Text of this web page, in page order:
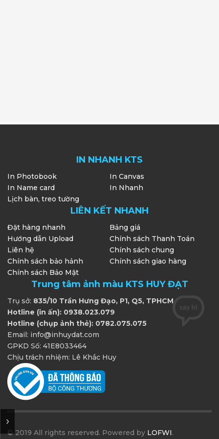
IN NHANH KTS
In Photobook
In Canvas
In Name card
In Nhanh
Lịch bàn, treo tường
LIÊN KẾT NHANH
Đặt hàng nhanh
Bảng giá
Hướng dẫn Upload
Chính sách Thanh Toán
Liên hệ
Chính sách chung
Chính sách bảo hảnh
Chính sách giao hàng
Chính sách Bảo Mật
Trung tâm ảnh màu KTS HUY ĐẠT
Trụ sở: 835/10 Trần Hưng Đạo, P1, Q5, TPHCM
Hotline (in ấn): 0938.023.079
Hotline (chụp ảnh thẻ): 0782.075.075
Email: info@inhuydat.com
GPKD Số: 41E8033464
Chịu trách nhiệm: Lê Khắc Huy
© 2019 All rights reserved. Powered by LOFWI.